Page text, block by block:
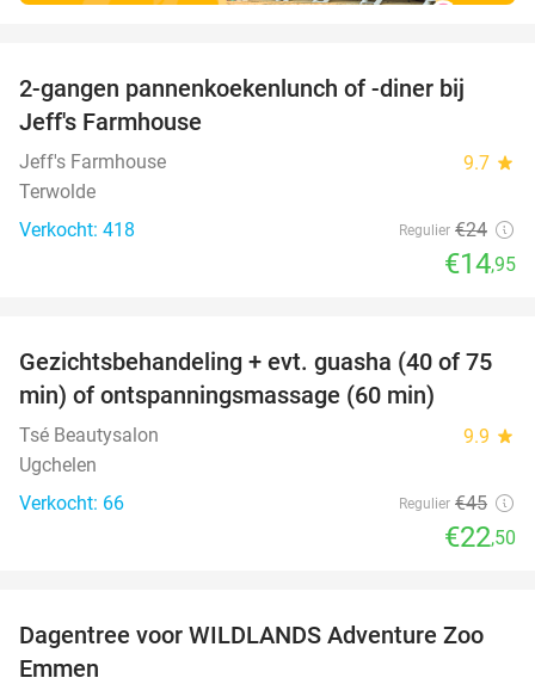
38%
2-gangen pannenkoekenlunch of -diner bij
Jeff's Farmhouse
Jeff's Farmhouse 9.7 star
Terwolde
Verkocht: 418
Regulier €24
€14,95
50%
OUT
Gezichtsbehandeling + evt. guasha (40 of 75
min) of ontspanningsmassage (60 min)
Tsé Beautysalon 9.9 star
Ugchelen
Verkocht: 66
Regulier €45
€22,50
24%
Dagentree voor WILDLANDS Adventure Zoo
Emmen